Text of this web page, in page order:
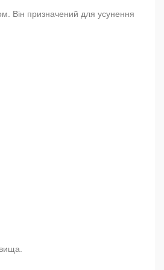
Він призначений для усунення